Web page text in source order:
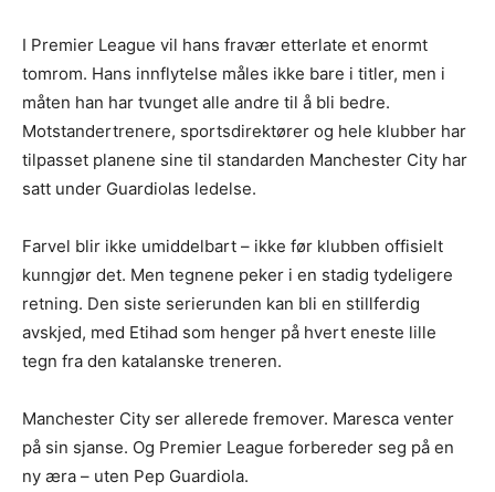
I Premier League vil hans fravær etterlate et enormt
tomrom. Hans innflytelse måles ikke bare i titler, men i
måten han har tvunget alle andre til å bli bedre.
Motstandertrenere, sportsdirektører og hele klubber har
tilpasset planene sine til standarden Manchester City har
satt under Guardiolas ledelse.
Farvel blir ikke umiddelbart – ikke før klubben offisielt
kunngjør det. Men tegnene peker i en stadig tydeligere
retning. Den siste serierunden kan bli en stillferdig
avskjed, med Etihad som henger på hvert eneste lille
tegn fra den katalanske treneren.
Manchester City ser allerede fremover. Maresca venter
på sin sjanse. Og Premier League forbereder seg på en
ny æra – uten Pep Guardiola.